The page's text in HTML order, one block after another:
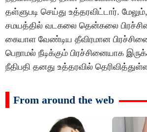
தள்ளுபடி செய்து உத்தரவிட்டார்.
சமயத்தில் வடகலை தென்கலை
கையாள வேண்டிய தீவிரமான
பெறாமல் நீடிக்கும் பிரச்சினையாக
நீதிபதி தனது உத்தரவில்
From around the web